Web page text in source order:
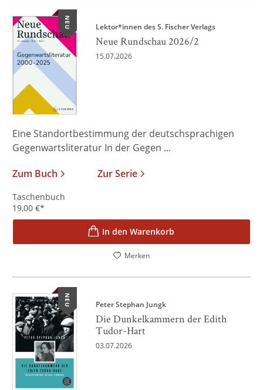
NEU Lektor*innen des S. Fischer Verlags
Neue Rundschau 2026/2
15.07.2026
Eine Standortbestimmung der deutschsprachigen
Gegenwartsliteratur In der Gegen ...
Zum Buch
Zur Serie
Taschenbuch
19,00 €*
In den Warenkorb
Merken
NEU Peter Stephan Jungk
Die Dunkelkammern der Edith
Tudor-Hart
03.07.2026